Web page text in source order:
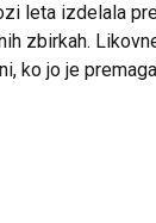
leta izdelala
zbirkah.
ko jo je